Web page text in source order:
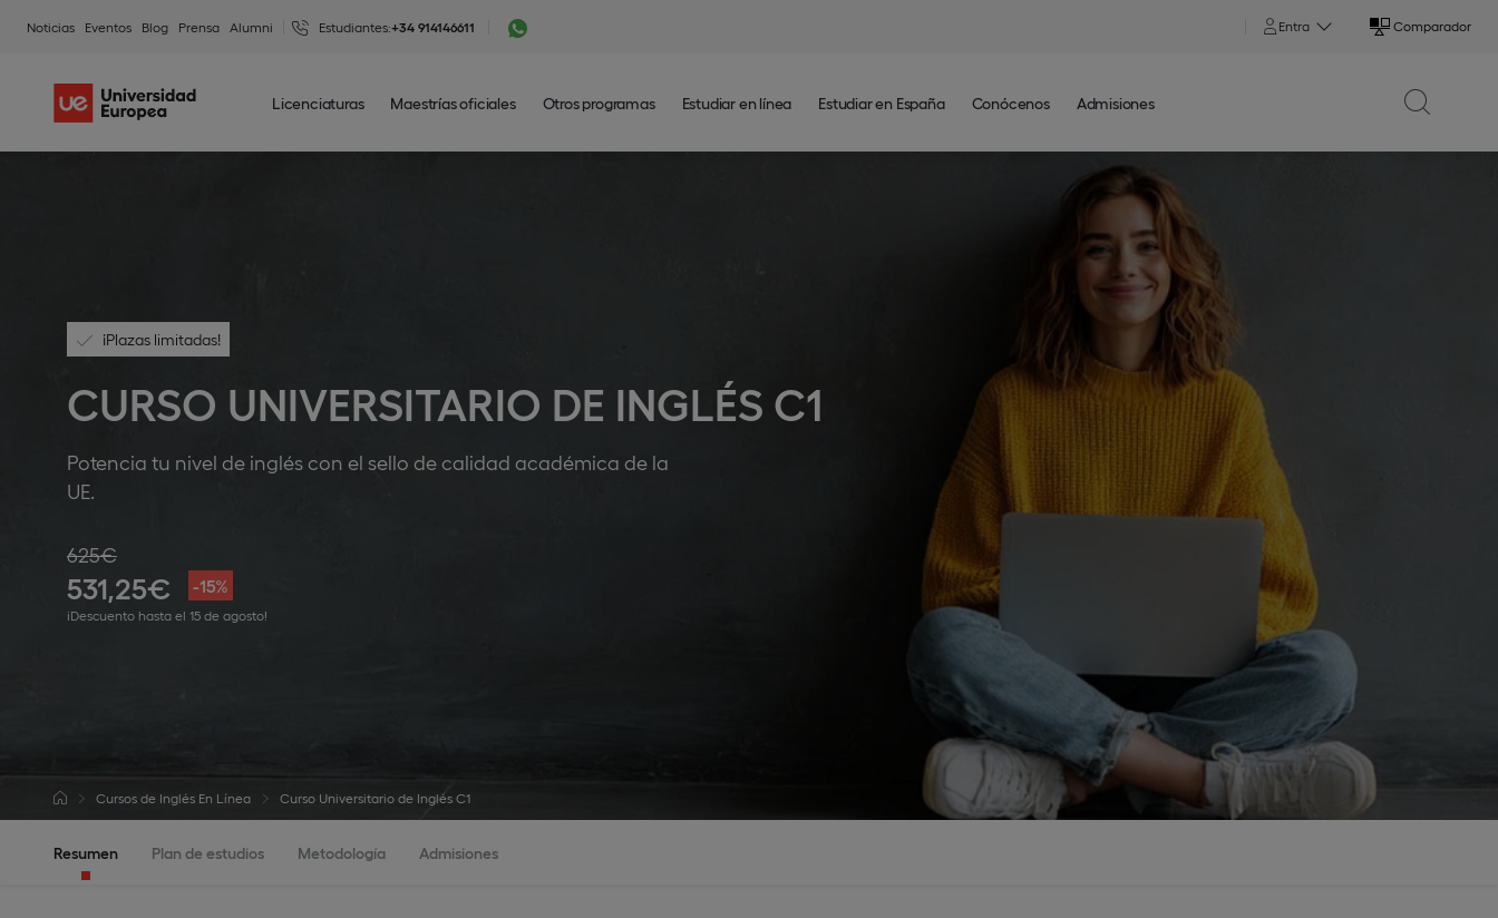
Noticias Eventos Blog Prensa Alumni Estudiantes:+34 914146611 Entra Comparador
Licenciaturas Maestrías oficiales Otros programas Estudiar en línea Estudiar en España Conócenos Admisiones
¡Plazas limitadas!
CURSO UNIVERSITARIO DE INGLÉS C1
Potencia tu nivel de inglés con el sello de calidad académica de la
UE.
625€
531,25€ -15%
¡Descuento hasta el 15 de agosto!
Cursos de Inglés En Línea Curso Universitario de Inglés C1
Resumen Plan de estudios Metodología Admisiones